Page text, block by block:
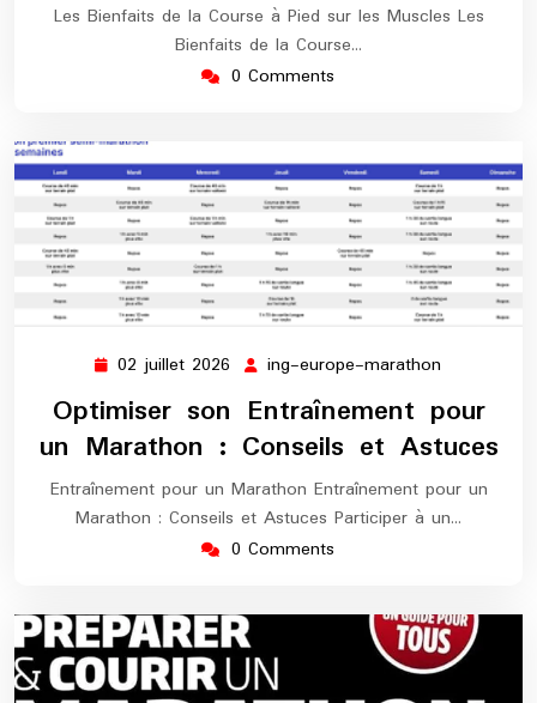
Les Bienfaits de la Course à Pied sur les Muscles Les
Bienfaits de la Course…
0 Comments
02 juillet 2026 02
juillet
2026
ing-europe-marathon
marathon
Optimiser son Entraînement pour
un Marathon : Conseils et Astuces
Entraînement pour un Marathon Entraînement pour un
Marathon : Conseils et Astuces Participer à un…
0 Comments